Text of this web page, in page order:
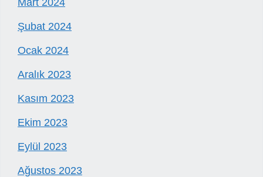
Şubat 2024
Ocak 2024
Aralık 2023
Kasım 2023
Ekim 2023
Eylül 2023
Ağustos 2023